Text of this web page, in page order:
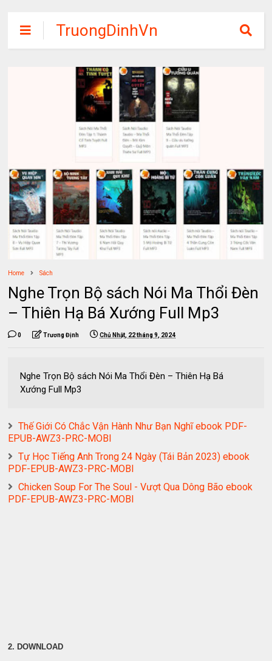
TruongDinhVn
Chia sẽ ebook,
các khóa học,
phần mềm học
tập miễn phí
Home Sách
Nghe Trọn Bộ sách Nói Ma Thổi Đèn
– Thiên Hạ Bá Xướng Full Mp3
0 Trương Định Chủ Nhật, 22 tháng 9, 2024
Nghe Trọn Bộ sách Nói Ma Thổi Đèn – Thiên Hạ Bá
Xướng Full Mp3
Thế Giới Có Chắc Vận Hành Như Bạn Nghĩ ebook PDF-
EPUB-AWZ3-PRC-MOBI
Tự Học Tiếng Anh Trong 24 Ngày (Tái Bản 2023) ebook
PDF-EPUB-AWZ3-PRC-MOBI
Chicken Soup For The Soul - Vượt Qua Dông Bão ebook
PDF-EPUB-AWZ3-PRC-MOBI
2. DOWNLOAD